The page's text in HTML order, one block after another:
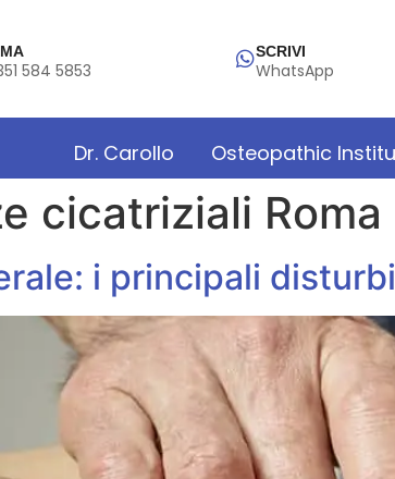
584 5853
SCRIVI
WhatsApp
Dr. Carollo Osteopathic
cicatriziali Roma
i principali